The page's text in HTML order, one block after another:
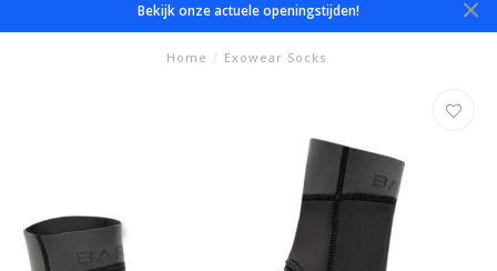
Bekijk onze actuele openingstijden!
Home / Exowear Socks